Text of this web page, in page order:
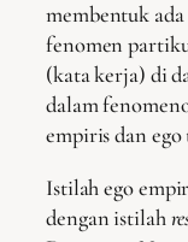
membentuk
fenomen
(kata kerja) di
dalam
empiris dan
Istilah ego
dengan istilah